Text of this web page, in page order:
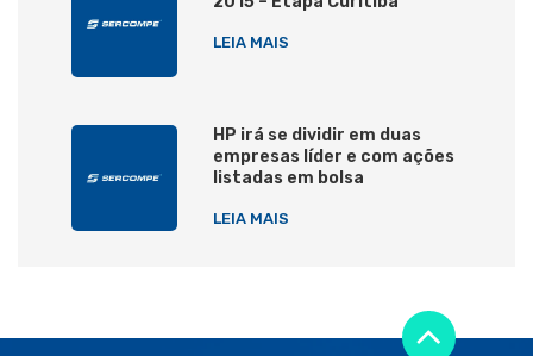
LEIA MAIS
HP irá se dividir em duas
empresas líder e com ações
listadas em bolsa
LEIA MAIS